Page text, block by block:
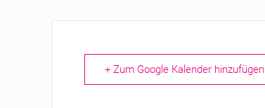
+ Zum Google Kalender hinzufügen